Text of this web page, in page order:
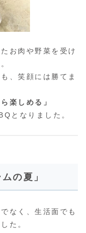
お肉や野菜を受け
、笑顔には勝てま
楽しめる」
となりました。
の夏」
なく、生活面でも
た。